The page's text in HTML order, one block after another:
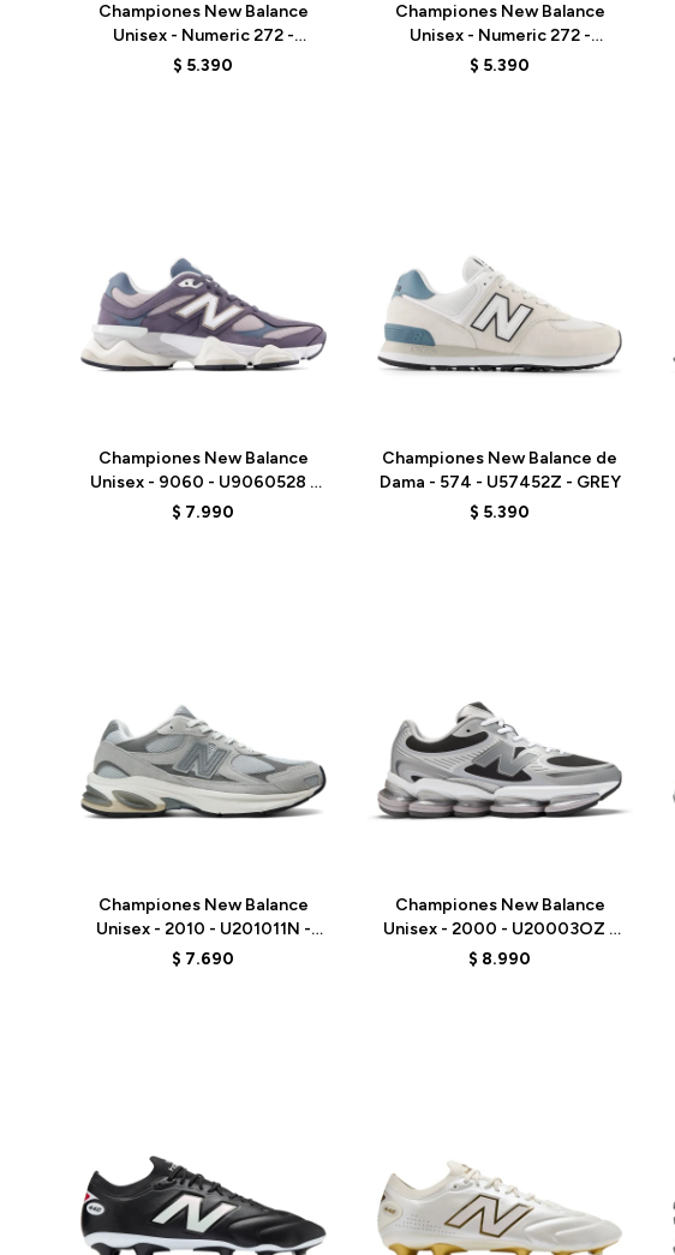
Championes New Balance
Unisex - Numeric 272 -
UN272BTT - OLIVE/BLACK
$ 5.390
Championes New Balance
Unisex - Numeric 272 -
UN272WDG - BEIGE
$ 5.390
Championes New Balance
Unisex - 9060 - U9060528 -
PURPLE
$ 7.990
Championes New Balance de
Dama - 574 - U57452Z - GREY
$ 5.390
Championes New Balance
Unisex - 2010 - U201011N -
GREY
$ 7.690
Championes New Balance
Unisex - 2000 - U20003OZ -
GREY
$ 8.990